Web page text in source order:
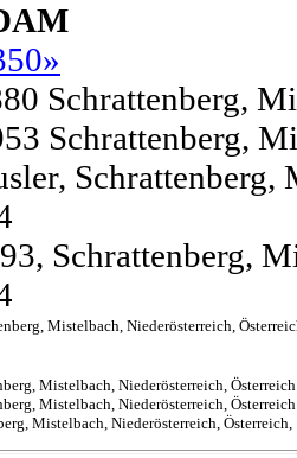
Schrattenberg,
Schrattenberg,
Schrattenberg,
Schrattenberg,
Mistelbach, Niederösterreich,
Mistelbach, Niederösterreich, Österreich
Mistelbach, Niederösterreich, Österreich
Mistelbach, Niederösterreich,